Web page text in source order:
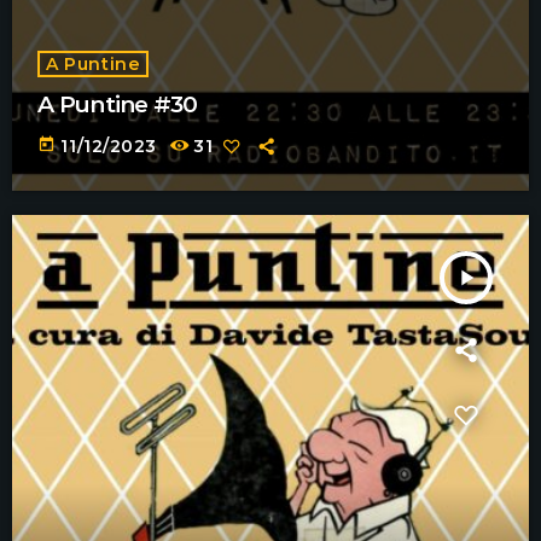
A Puntine
A Puntine #30
today 11/12/2023 31
play_arrow